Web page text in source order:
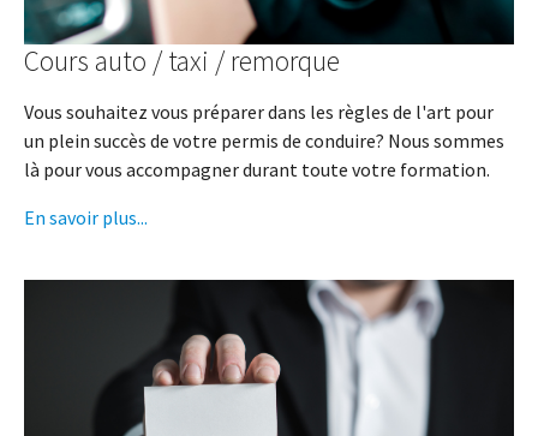
Cours auto / taxi / remorque
Vous souhaitez vous préparer dans les règles de l'art pour
un plein succès de votre permis de conduire? Nous sommes
là pour vous accompagner durant toute votre formation.
En savoir plus...